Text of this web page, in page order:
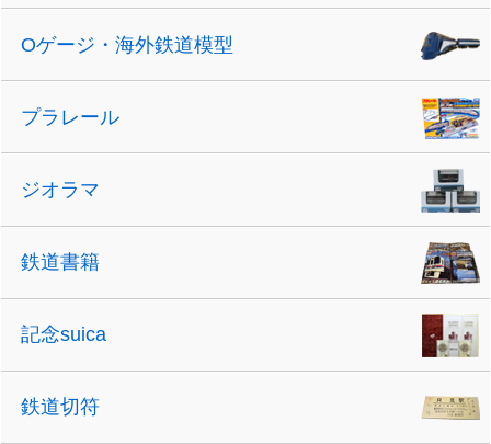
Oゲージ・海外鉄道模型
プラレール
ジオラマ
鉄道書籍
記念suica
鉄道切符